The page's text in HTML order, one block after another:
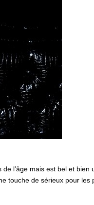
l’âge mais est bel et bien
touche de sérieux pour les